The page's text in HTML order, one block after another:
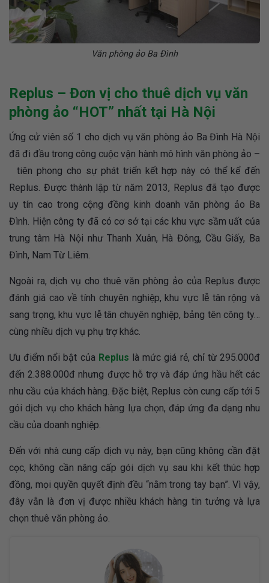
Văn phòng ảo Ba Đình
Replus – Đơn vị cho thuê dịch vụ văn
phòng ảo “HOT” nhất tại Hà Nội
Ứng cử viên số 1 cho dịch vụ văn phòng ảo Ba Đình Hà Nội
đã đi đầu trong công cuộc vận hành mô hình văn phòng ảo –
tiên phong cho sự phát triển kết hợp này có thể kể đến
Replus. Được thành lập từ năm 2013, Replus đã tạo được
uy tín cao trong cộng đồng kinh doanh văn phòng ảo Ba
Đình. Hiện công ty đã có cơ sở tại các khu vực sầm uất của
trung tâm Hà Nội như Thanh Xuân, Hà Đông, Cầu Giấy, Ba
Đình, Nam Từ Liêm.
Ngoài ra, dịch vụ cho thuê văn phòng ảo của Replus được
đánh giá cao về tính chuyên nghiệp, khu vực lễ tân rộng và
sang trọng, khu vực lễ tân chuyên nghiệp, bảng tên công ty…
cùng nhiều dịch vụ phụ trợ khác.
Ưu điểm nổi bật của Replus là mức giá rẻ, chỉ từ 295.000đ
đến 2.388.000đ nhưng được hỗ trợ và đáp ứng hầu hết các
nhu cầu của khách hàng. Đặc biệt, Replus còn cung cấp tới 5
gói dịch vụ cho khách hàng lựa chọn, đáp ứng đa dạng nhu
cầu của doanh nghiệp.
Đến với nhà cung cấp dịch vụ này, bạn cũng không cần đặt
cọc, không cần nâng cấp gói dịch vụ sau khi kết thúc hợp
đồng, mọi quyền quyết định đều “nằm trong tay bạn”. Vì vậy,
đây vẫn là đơn vị được nhiều khách hàng tin tưởng và lựa
chọn thuê văn phòng ảo.